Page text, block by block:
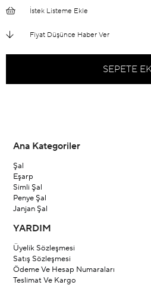
İstek Listeme Ekle
Fiyat Düşünce Haber Ver
Ana Kategoriler
Şal
Eşarp
Simli Şal
Penye Şal
Janjan Şal
YARDIM
Üyelik Sözleşmesi
Satış Sözleşmesi
Ödeme Ve Hesap Numaraları
Teslimat Ve Kargo